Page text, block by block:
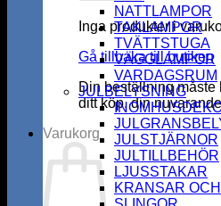
Inga produkter i
Gå tillbaka till butiken
Din beställning måste
ditt köp, din
Varukorg
NATTLAMPOR
TAKLAMPOR
TVÄTTSTUGA
VÄGGLAMPOR
VARDAGSRUM
JULBELYSNING
JULSTJÄRNOR
JULTILLBEHÖR
LJUSSTAKAR
KRANSAR